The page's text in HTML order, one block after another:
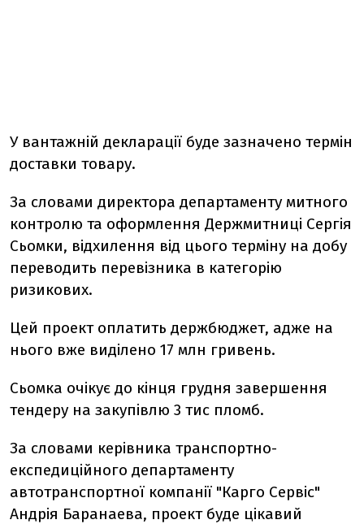
У вантажній декларації буде зазначено термін
доставки товару.
За словами директора департаменту митного
контролю та оформлення Держмитниці Сергія
Сьомки, відхилення від цього терміну на добу
переводить перевізника в категорію
ризикових.
Цей проект оплатить держбюджет, адже на
нього вже виділено 17 млн ​​гривень.
Сьомка очікує до кінця грудня завершення
тендеру на закупівлю 3 тис пломб.
За словами керівника транспортно-
експедиційного департаменту
автотранспортної компанії "Карго Сервіс"
Андрія Баранаева, проект буде цікавий